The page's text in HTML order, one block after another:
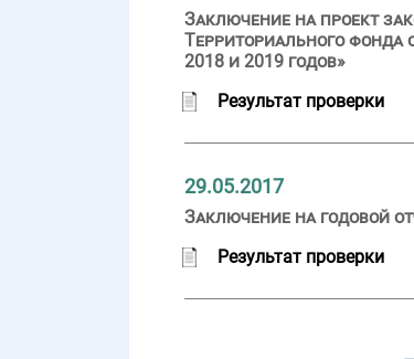
Заключение на проект
Территориального фонда
2018 и 2019 годов»
Результат проверки
29.05.2017
Заключение на годовой
Результат проверки